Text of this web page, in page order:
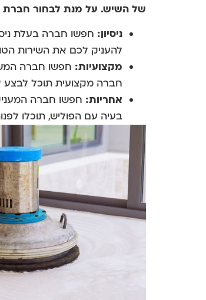
של השיש. על מנת לבחור חברת
ניסיון: חפשו חברה בעלת
להעניק לכם את השירות
מקצועיות: חפשו חברה
חברה מקצועית תוכל לבצע
אחריות: חפשו חברה
בעיה עם הפוליש, תוכלו